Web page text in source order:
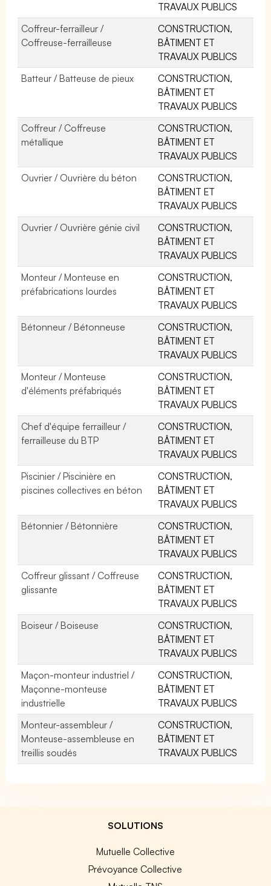
TRAVAUX PUBLICS
Coffreur-ferrailleur /
Coffreuse-ferrailleuse
CONSTRUCTION,
BÂTIMENT ET
TRAVAUX PUBLICS
Batteur / Batteuse de pieux
CONSTRUCTION,
BÂTIMENT ET
TRAVAUX PUBLICS
Coffreur / Coffreuse
métallique
CONSTRUCTION,
BÂTIMENT ET
TRAVAUX PUBLICS
Ouvrier / Ouvrière du béton
CONSTRUCTION,
BÂTIMENT ET
TRAVAUX PUBLICS
Ouvrier / Ouvrière génie civil
CONSTRUCTION,
BÂTIMENT ET
TRAVAUX PUBLICS
Monteur / Monteuse en
préfabrications lourdes
CONSTRUCTION,
BÂTIMENT ET
TRAVAUX PUBLICS
Bétonneur / Bétonneuse
CONSTRUCTION,
BÂTIMENT ET
TRAVAUX PUBLICS
Monteur / Monteuse
d'éléments préfabriqués
CONSTRUCTION,
BÂTIMENT ET
TRAVAUX PUBLICS
Chef d'équipe ferrailleur /
ferrailleuse du BTP
CONSTRUCTION,
BÂTIMENT ET
TRAVAUX PUBLICS
Piscinier / Piscinière en
piscines collectives en béton
CONSTRUCTION,
BÂTIMENT ET
TRAVAUX PUBLICS
Bétonnier / Bétonnière
CONSTRUCTION,
BÂTIMENT ET
TRAVAUX PUBLICS
Coffreur glissant / Coffreuse
glissante
CONSTRUCTION,
BÂTIMENT ET
TRAVAUX PUBLICS
Boiseur / Boiseuse
CONSTRUCTION,
BÂTIMENT ET
TRAVAUX PUBLICS
Maçon-monteur industriel /
Maçonne-monteuse
industrielle
CONSTRUCTION,
BÂTIMENT ET
TRAVAUX PUBLICS
Monteur-assembleur /
Monteuse-assembleuse en
treillis soudés
CONSTRUCTION,
BÂTIMENT ET
TRAVAUX PUBLICS
SOLUTIONS
Mutuelle Collective
Prévoyance Collective